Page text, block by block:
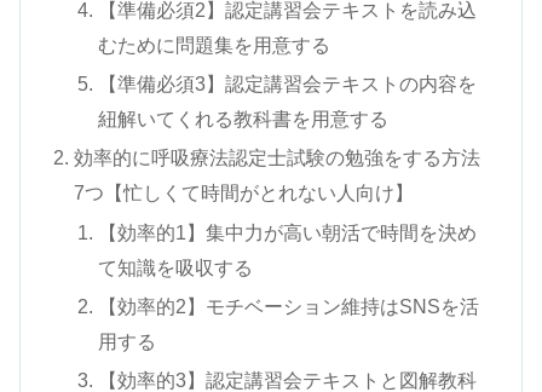
【準備必須2】認定講習会テキストを読み込
むために問題集を用意する
【準備必須3】認定講習会テキストの内容を
紐解いてくれる教科書を用意する
効率的に呼吸療法認定士試験の勉強をする方法
7つ【忙しくて時間がとれない人向け】
【効率的1】集中力が高い朝活で時間を決め
て知識を吸収する
【効率的2】モチベーション維持はSNSを活
用する
【効率的3】認定講習会テキストと図解教科